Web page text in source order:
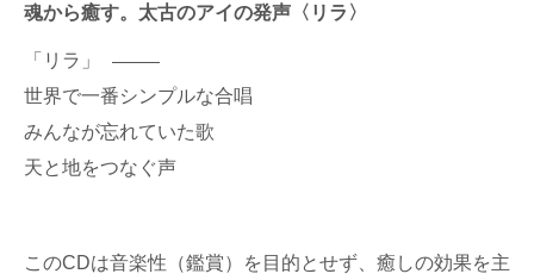
魂から癒す。太古のアイの発声〈リラ〉
「リラ」
世界で一番シンプルな合唱
みんなが忘れていた歌
天と地をつなぐ声
このCDは音楽性（鑑賞）を目的とせず、癒しの効果を主